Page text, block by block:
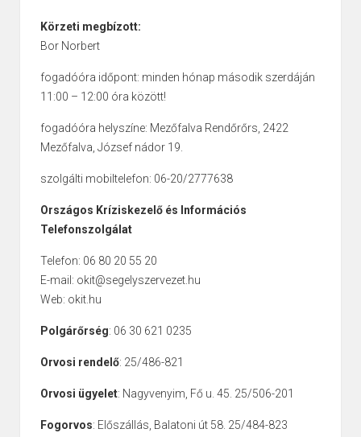
Körzeti megbízott:
Bor Norbert
fogadóóra időpont: minden hónap második szerdáján
11:00 – 12:00 óra között!
fogadóóra helyszíne: Mezőfalva Rendőrőrs, 2422
Mezőfalva, József nádor 19.
szolgálti mobiltelefon: 06-20/2777638
Országos Kríziskezelő és Információs
Telefonszolgálat
Telefon: 06 80 20 55 20
E-mail: okit@segelyszervezet.hu
Web: okit.hu
Polgárőrség: 06 30 621 0235
Orvosi rendelő: 25/486-821
Orvosi ügyelet: Nagyvenyim, Fő u. 45. 25/506-201
Fogorvos: Előszállás, Balatoni út 58. 25/484-823